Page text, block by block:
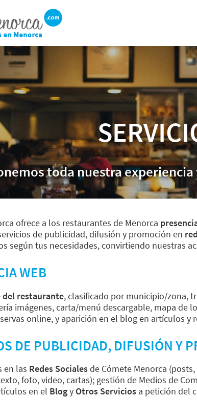
toda nuestra
ofrece a los restaurantes de Menorca
de publicidad, difusión y promoción en
según tus necesidades, convirtiendo nuestras
WEB
restaurante, clasificado por municipio/zona,
imágenes, carta/menú descargable, mapa de
online, y aparición en el blog en artículos y
DE PUBLICIDAD, DIFUSIÓN Y
en las Redes Socialesde Cómete Menorca
foto, video, cartas); gestión de Medios de
en el Blogy Otros Servicios a petición del